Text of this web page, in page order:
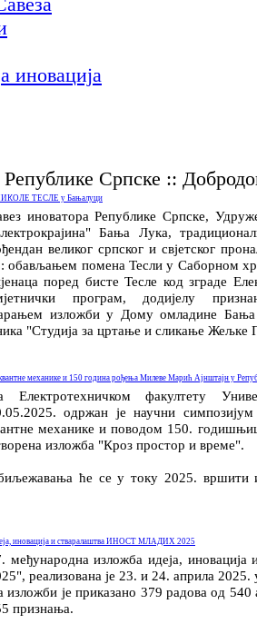
иновација
Републике Српске ::
ТЕСЛЕ у Бањалуци
иноватора Републике Српске,
Бања Лука,
великог српског и свјетског
обављањем помена Тесли у Саборном
поред бисте Тесле код зграде
програм, додијелу
изложби у Дому омладине
"Студија за цртање и сликање Жељке
механике и 150 година рођења Милеве Марић Ајнштајн у
Електротехничком факултету
одржан је научни
механике и поводом 150.
изложба "Кроз простор и време".
ће се у току 2025. вршити
иновација и стваралаштва ИНОСТ МЛАДИХ 2025
међународна изложба идеја,
реализована је 23. и 24. априла
изложби је приказано 379 радова од 540
признања.